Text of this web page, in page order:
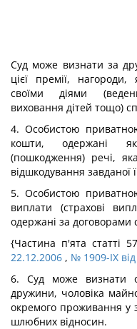
Суд може визнати за
цієї премії,
своїми діями
виховання дітей тощо)
4. Особистою
кошти, одержані
(пошкодження) речі,
відшкодування
5. Особистою
виплати (страхові
одержані за договорами
{Частина п'ята статті
22.12.2006 , № 1909-IX
6. Суд може визнати
дружини, чоловіка
окремого проживання у
шлюбних відносин.